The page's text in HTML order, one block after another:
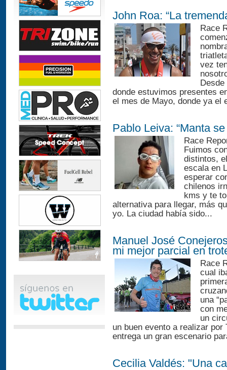
John Roa: “La
Race
vez
donde estuvimos presentes
el mes de Mayo, donde ya el
Pablo Leiva: “Manta
Race
Fuimos
distintos,
escala en
esperar
chilenos
kms y te
alternativa para llegar, más
yo. La ciudad había sido...
Manuel José
mi mejor parcial en
Race
cual
una
con
un
un buen evento a realizar
entrega un gran escenario
Cecilia Valdés: "Una